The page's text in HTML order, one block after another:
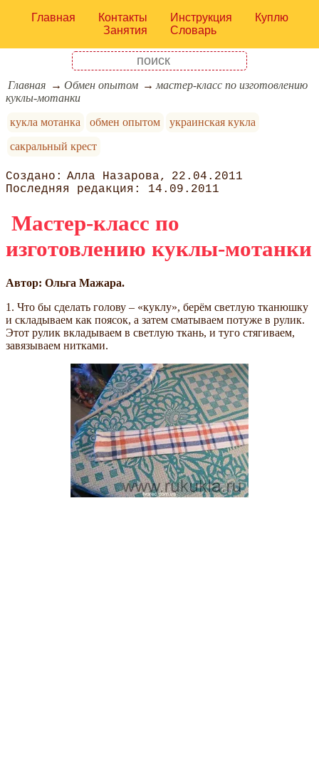
Главная Контакты Инструкция
Куплю
Занятия
Словарь
Главная Обмен опытом
мастер-класс по изготовлению
куклы-мотанки
кукла мотанка
обмен опытом
украинская кукла
сакральный крест
Алла Назарова
22.04.2011
14.09.2011
Мастер-класс по
изготовлению куклы-мотанки
Автор: Ольга Мажара.
1. Что бы сделать голову – «куклу», берём светлую тканюшку
и складываем как поясок, а затем сматываем потуже в рулик.
Этот рулик вкладываем в светлую ткань, и туго стягиваем,
завязываем нитками.